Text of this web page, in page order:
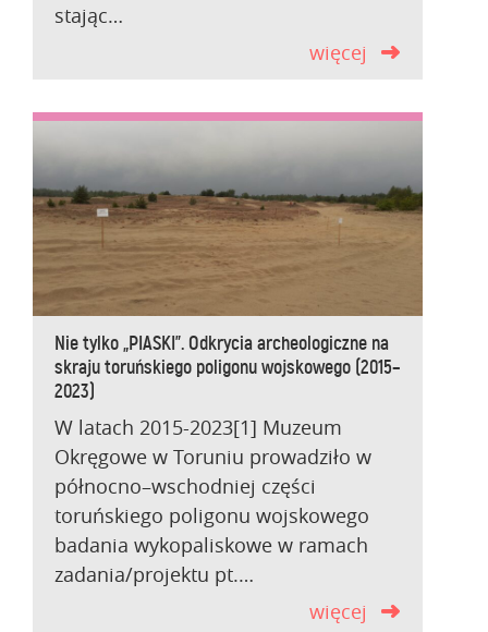
stając…
więcej
Nie tylko „PIASKI”. Odkrycia archeologiczne na
skraju toruńskiego poligonu wojskowego (2015–
2023)
W latach 2015-2023[1] Muzeum
Okręgowe w Toruniu prowadziło w
północno–wschodniej części
toruńskiego poligonu wojskowego
badania wykopaliskowe w ramach
zadania/projektu pt.…
więcej